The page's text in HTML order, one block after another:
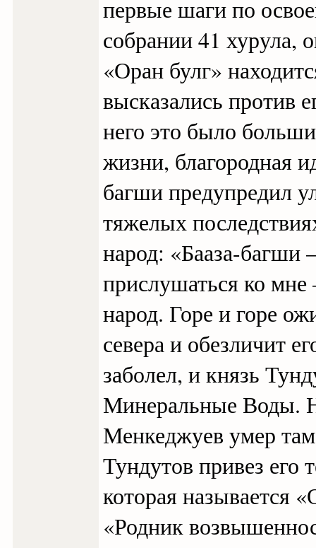
первые шаги по
собрании 41 хурула,
«Оран булг»
высказались против
него это было
жизни, благородная
багши предупредил
тяжелых
народ: «Бааза-багши
прислушаться ко мне
народ. Горе и горе
севера и обезличит
заболел, и князь
Минеральные Воды.
Менкеджуев умер
Тундутов привез его
которая называется
«Родник